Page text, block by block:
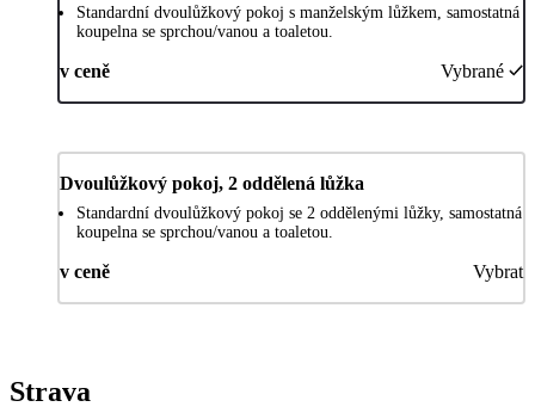
Standardní dvoulůžkový pokoj s manželským lůžkem, samostatná
koupelna se sprchou/vanou a toaletou.
v ceně Vybrané
Dvoulůžkový pokoj, 2 oddělená lůžka
Standardní dvoulůžkový pokoj se 2 oddělenými lůžky, samostatná
koupelna se sprchou/vanou a toaletou.
v ceně Vybrat
Strava